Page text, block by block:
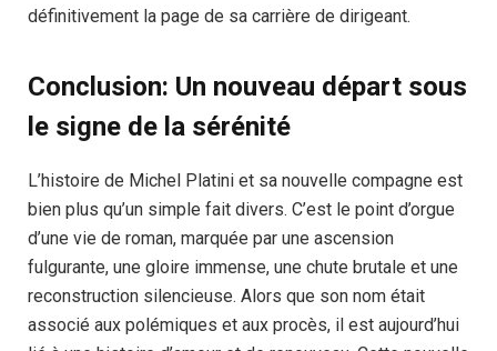
définitivement la page de sa carrière de dirigeant.
Conclusion: Un nouveau départ sous
le signe de la sérénité
L’histoire de Michel Platini et sa nouvelle compagne est
bien plus qu’un simple fait divers. C’est le point d’orgue
d’une vie de roman, marquée par une ascension
fulgurante, une gloire immense, une chute brutale et une
reconstruction silencieuse. Alors que son nom était
associé aux polémiques et aux procès, il est aujourd’hui